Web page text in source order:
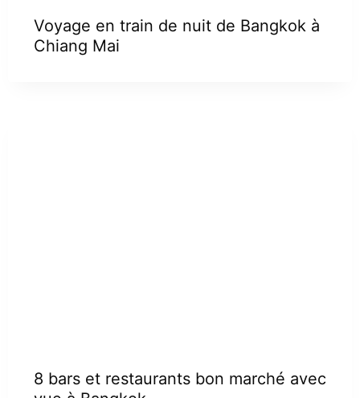
Voyage en train de nuit de Bangkok à
Chiang Mai
8 bars et restaurants bon marché avec